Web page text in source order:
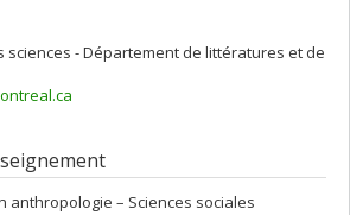
sciences - Département de littératures et de
anthropologie – Sciences sociales